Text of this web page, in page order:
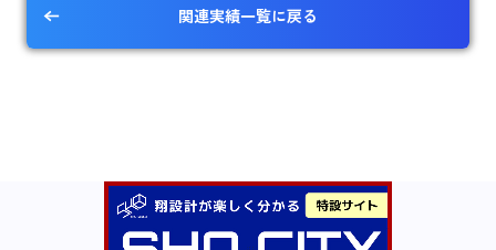
関連実績一覧に戻る